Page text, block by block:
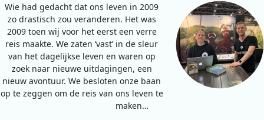
Wie had gedacht dat ons leven in 2009
zo drastisch zou veranderen. Het was
2009 toen wij voor het eerst een verre
reis maakte. We zaten ‘vast’ in de sleur
van het dagelijkse leven en waren op
zoek naar nieuwe uitdagingen, een
nieuw avontuur. We besloten onze baan
op te zeggen om de reis van ons leven te
maken…